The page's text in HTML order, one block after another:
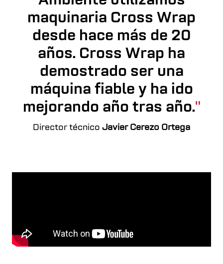
maquinaria Cross Wrap
desde hace más de 20
años. Cross Wrap ha
demostrado ser una
máquina fiable y ha ido
mejorando año tras año.
Director técnico Javier Cerezo Ortega